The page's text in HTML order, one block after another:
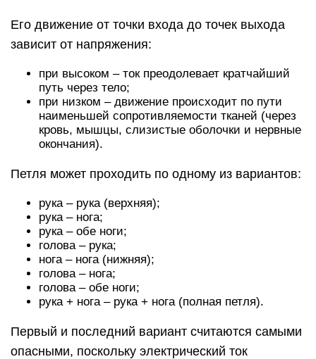
Его движение от точки входа до точек выхода
зависит от напряжения:
при высоком – ток преодолевает кратчайший
путь через тело;
при низком – движение происходит по пути
наименьшей сопротивляемости тканей (через
кровь, мышцы, слизистые оболочки и нервные
окончания).
Петля может проходить по одному из вариантов:
рука – рука (верхняя);
рука – нога;
рука – обе ноги;
голова – рука;
нога – нога (нижняя);
голова – нога;
голова – обе ноги;
рука + нога – рука + нога (полная петля).
Первый и последний вариант считаются самыми
опасными, поскольку электрический ток